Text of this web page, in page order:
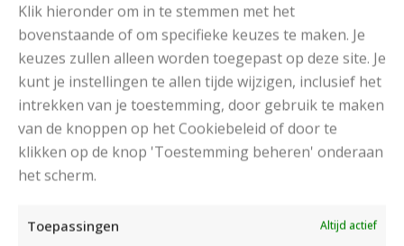
Klik hieronder om in te stemmen met het
bovenstaande of om specifieke keuzes te maken. Je
keuzes zullen alleen worden toegepast op deze site. Je
kunt je instellingen te allen tijde wijzigen, inclusief het
intrekken van je toestemming, door gebruik te maken
van de knoppen op het Cookiebeleid of door te
klikken op de knop 'Toestemming beheren' onderaan
het scherm.
Toepassingen
Altijd actief